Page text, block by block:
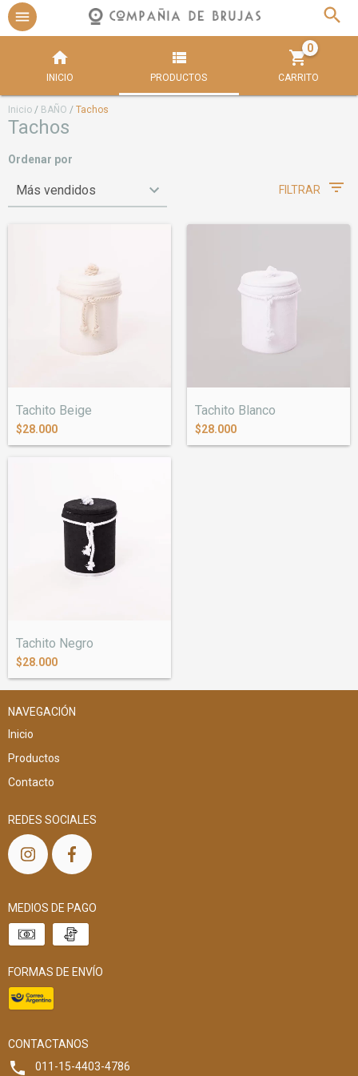
INICIO PRODUCTOS CARRITO
0
Inicio / BAÑO / Tachos
Tachos
Ordenar por
FILTRAR
Tachito Beige
$28.000
Tachito Blanco
$28.000
Tachito Negro
$28.000
NAVEGACIÓN
Inicio
Productos
Contacto
REDES SOCIALES
MEDIOS DE PAGO
FORMAS DE ENVÍO
CONTACTANOS
011-15-4403-4786